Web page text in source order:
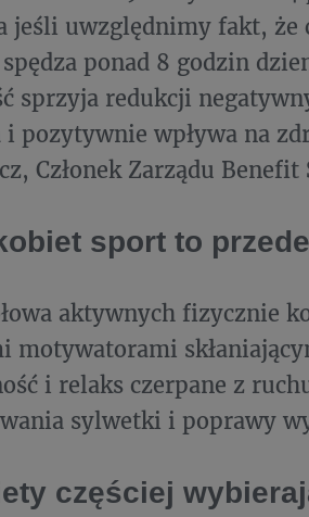
jeśli uwzględnimy fakt,
spędza ponad 8 godzin
sprzyja redukcji
i pozytywnie wpływa na
Członek Zarządu Benefit
sport to
aktywnych fizycznie
motywatorami
i relaks czerpane z
sylwetki i poprawy
częściej